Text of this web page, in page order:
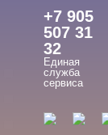
ADRICOCO
ARTEX
+7 905
507 31
32
Единая
служба
сервиса